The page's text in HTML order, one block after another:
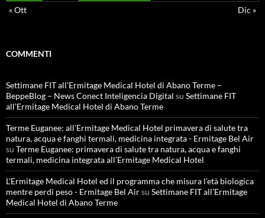
« Ott
Dic »
COMMENTI
Settimane FIT all’Ermitage Medical Hotel di Abano Terme –
BeppeBlog – News Conect Inteligencia Digital su Settimane FIT
all’Ermitage Medical Hotel di Abano Terme
Terme Euganee: all’Ermitage Medical Hotel primavera di salute tra
natura, acqua e fanghi termali, medicina integrata - Ermitage Bel Air
su Terme Euganee: primavera di salute tra natura, acqua e fanghi
termali, medicina integrata all’Ermitage Medical Hotel
L'Ermitage Medical Hotel ed il programma che misura l’età biologica
mentre perdi peso - Ermitage Bel Airsu Settimane FIT all’Ermitage
Medical Hotel di Abano Terme